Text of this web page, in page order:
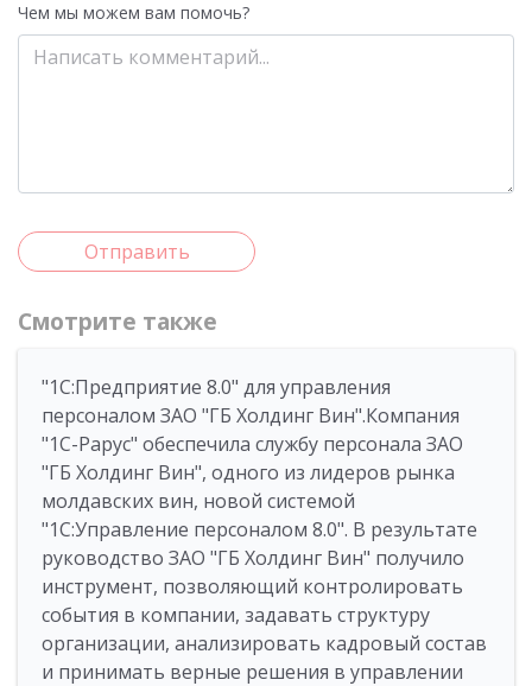
Чем мы можем вам помочь?
Отправить
Смотрите также
"1С:Предприятие 8.0" для управления
персоналом ЗАО "ГБ Холдинг Вин".Компания
"1С-Рарус" обеспечила службу персонала ЗАО
"ГБ Холдинг Вин", одного из лидеров рынка
молдавских вин, новой системой
"1С:Управление персоналом 8.0". В результате
руководство ЗАО "ГБ Холдинг Вин" получило
инструмент, позволяющий контролировать
события в компании, задавать структуру
организации, анализировать кадровый состав
и принимать верные решения в управлении